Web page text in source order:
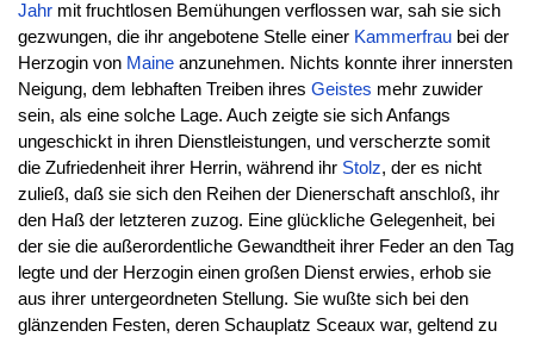
Jahrmit fruchtlosen Bemühungen verflossen war, sah sie sich
gezwungen, die ihr angebotene Stelle einer Kammerfraubei der
Herzogin von Maineanzunehmen. Nichts konnte ihrer innersten
Neigung, dem lebhaften Treiben ihres Geistes mehr zuwider
sein, als eine solche Lage. Auch zeigte sie sich Anfangs
ungeschickt in ihren Dienstleistungen, und verscherzte somit
die Zufriedenheit ihrer Herrin, während ihr Stolz, der es nicht
zuließ, daß sie sich den Reihen der Dienerschaft anschloß, ihr
den Haß der letzteren zuzog. Eine glückliche Gelegenheit, bei
der sie die außerordentliche Gewandtheit ihrer Feder an den Tag
legte und der Herzogin einen großen Dienst erwies, erhob sie
aus ihrer untergeordneten Stellung. Sie wußte sich bei den
glänzenden Festen, deren Schauplatz Sceaux war, geltend zu